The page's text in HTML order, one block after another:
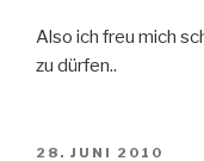
Also ich freu mich
zu dürfen..
VERÖFFENTLICHT
28. JUNI 2010